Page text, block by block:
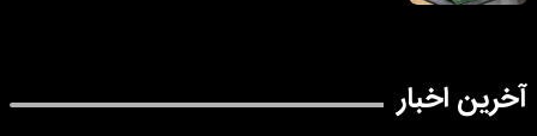
آخرین اخبار